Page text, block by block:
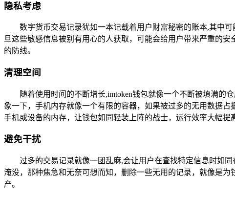
隐私考虑
数字货币交易记录犹如一本记载着用户财富秘密的账本,其中
旦这些敏感信息被别有用心的人获取，可能会给用户带来严重的
的防线。
清理空间
随着使用时间的不断增长,imtoken钱包就像一个不断被填满的
象一下，手机内存就像一个有限的容器，如果被过多的无用数据
手机或设备的内存，让钱包如同轻装上阵的战士，运行效率大幅提
避免干扰
过多的交易记录就像一团乱麻,会让用户在查找特定信息时如
淹没，那种焦急和无奈可想而知，删除一些无用的记录，就像是
产。